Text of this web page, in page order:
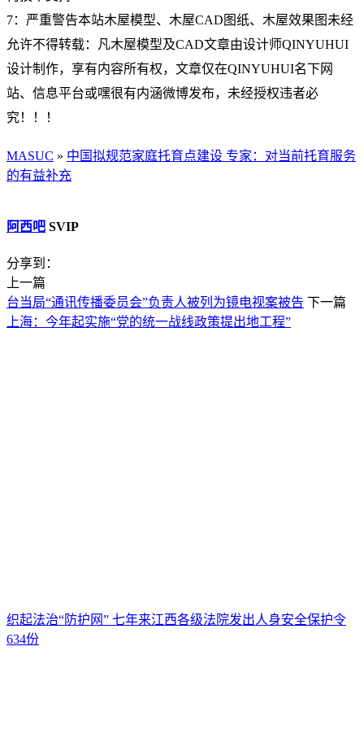
7：严重警告本站木屋模型、木屋CAD图纸、木屋效果图未经
允许不得转载：凡木屋模型及CAD文章由设计师QINYUHUI
设计制作，享有内容所有权，文章仅在QINYUHUI名下网
站、信息平台或嘿很有内涵微博发布，未经授权违者必
究！！！
MASUC » 中国拟规范家庭托育点建设 专家：对当前托育服务
的有益补充
阿西吧 SVIP
分享到：
上一篇
台当局“通讯传播委员会”负责人被列为镜电视案被告 下一篇
上海：今年起实施“党的统一战线政策提出地工程”
织起法治“防护网” 七年来江西各级法院发出人身安全保护令
634份